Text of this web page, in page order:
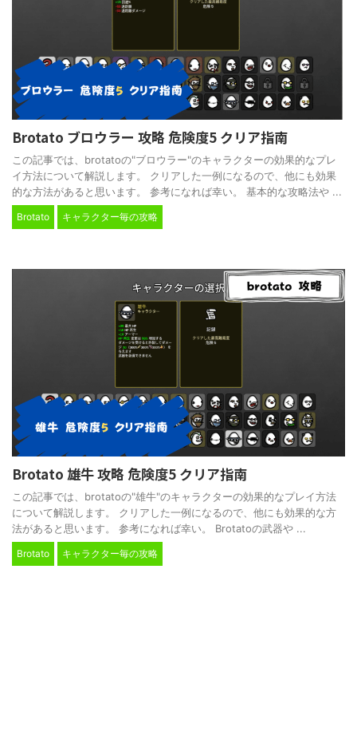
Brotato ブロウラー 攻略 危険度5 クリア指南
この記事では、brotatoの"ブロウラー"のキャラクターの効果的なプレ
イ方法について解説します。 クリアした一例になるので、他にも効果
的な方法があると思います。 参考になれば幸い。 基本的な攻略法や ...
Brotato キャラクター毎の攻略
Brotato 雄牛 攻略 危険度5 クリア指南
この記事では、brotatoの"雄牛"のキャラクターの効果的なプレイ方法
について解説します。 クリアした一例になるので、他にも効果的な方
法があると思います。 参考になれば幸い。 Brotatoの武器や ...
Brotato キャラクター毎の攻略